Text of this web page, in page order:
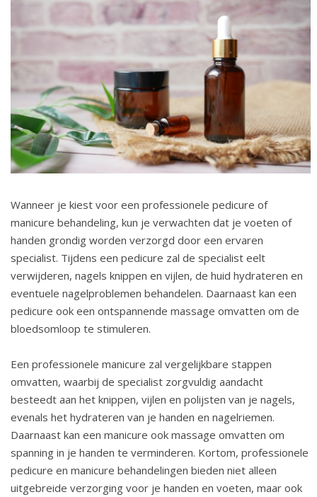
Wanneer je kiest voor een professionele pedicure of
manicure behandeling, kun je verwachten dat je voeten of
handen grondig worden verzorgd door een ervaren
specialist. Tijdens een pedicure zal de specialist eelt
verwijderen, nagels knippen en vijlen, de huid hydrateren en
eventuele nagelproblemen behandelen. Daarnaast kan een
pedicure ook een ontspannende massage omvatten om de
bloedsomloop te stimuleren.
Een professionele manicure zal vergelijkbare stappen
omvatten, waarbij de specialist zorgvuldig aandacht
besteedt aan het knippen, vijlen en polijsten van je nagels,
evenals het hydrateren van je handen en nagelriemen.
Daarnaast kan een manicure ook massage omvatten om
spanning in je handen te verminderen. Kortom, professionele
pedicure en manicure behandelingen bieden niet alleen
uitgebreide verzorging voor je handen en voeten, maar ook